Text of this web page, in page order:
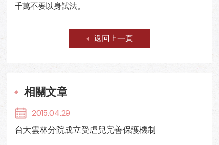
千萬不要以身試法。
返回上一頁
相關文章
2015.04.29
台大雲林分院成立受虐兒完善保護機制